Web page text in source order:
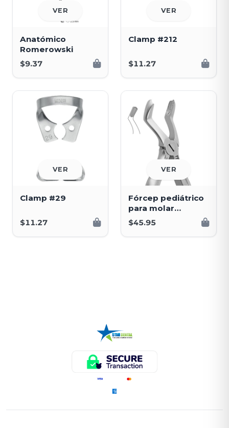
VER
Anatómico
Romerowski
$9.37
VER
Clamp #212
$11.27
VER
Clamp #29
$11.27
VER
Fórcep pediátrico
para molar
superior
$45.95